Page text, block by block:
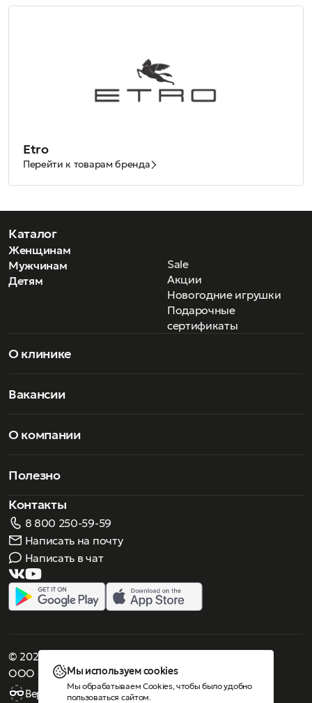
Etro
Перейти к товарам бренда
Каталог
Женщинам
Мужчинам
Детям
Sale
Акции
Новогодние игрушки
Подарочные
сертификаты
О клинике
Вакансии
О компании
Полезно
Контакты
8 800 250-59-59
Написать на почту
Написать в чат
© 2026 Роскошное зрение. Все права защищены
ООО «Люнеттес-оптика»
Версия для слабовидящих
Мы используем cookies
Мы обрабатываем Cookies, чтобы было удобно
пользоваться сайтом.